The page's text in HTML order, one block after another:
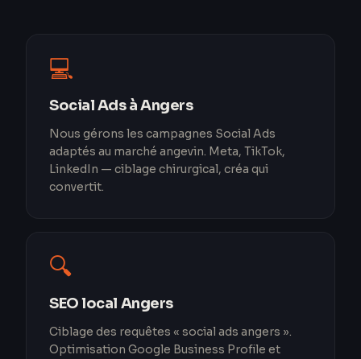
💻
Social Ads à Angers
Nous gérons les campagnes Social Ads
adaptés au marché angevin. Meta, TikTok,
LinkedIn — ciblage chirurgical, créa qui
convertit.
🔍
SEO local Angers
Ciblage des requêtes « social ads angers ».
Optimisation Google Business Profile et